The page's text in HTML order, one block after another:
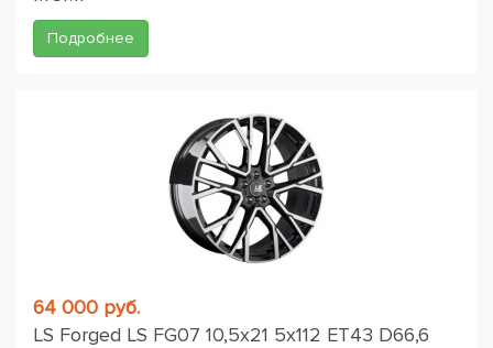
Подробнее
64 000 руб.
LS Forged LS FG07 10,5x21 5x112 ET43 D66,6